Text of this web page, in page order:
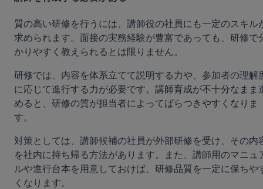
質の高い研修を行うには、講師役の社員にも一定のスキル
求められます。面接の実務経験が豊富であっても、研修で
かりやすく教えられるとは限りません。
研修では、内容を体系立てて説明する力や、参加者の理解
に応じて進行する力が必要です。講師育成が不十分なまま
めると、研修の質が担当者によってばらつきやすくなりま
す。
対策としては、講師候補の社員が外部研修を受け、その内
を社内に持ち帰る方法があります。また、講師用のマニュ
ルや進行台本を用意しておけば、研修品質を一定に保ちや
くなります。